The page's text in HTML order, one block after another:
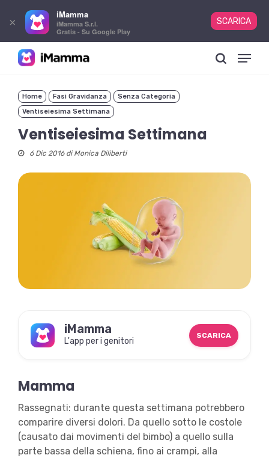
content
Menu
Home Fasi Gravidanza
Senza Categoria
Ventiseiesima Settimana
Ventiseiesima Settimana
6 Dic 2016 di Monica Diliberti
iMamma
L'app per i genitori
SCARICA
Mamma
Rassegnati: durante questa settimana potrebbero
comparire diversi dolori. Da quello sotto le costole
(causato dai movimenti del bimbo) a quello sulla
parte bassa della schiena, fino ai crampi, alla
×
iMamma
iMamma S.r.l.
Gratis - Su Google Play
SCARICA